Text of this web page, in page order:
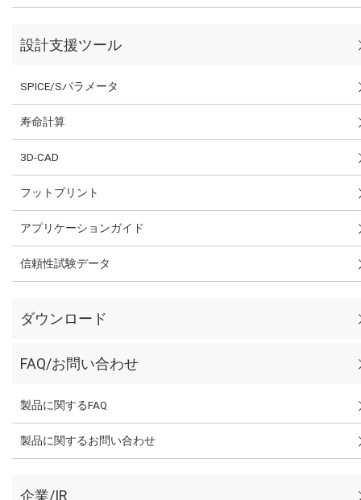
設計支援ツール
SPICE/Sパラメータ
寿命計算
3D-CAD
フットプリント
アプリケーションガイド
信頼性試験データ
ダウンロード
FAQ/お問い合わせ
製品に関するFAQ
製品に関するお問い合わせ
企業/IR